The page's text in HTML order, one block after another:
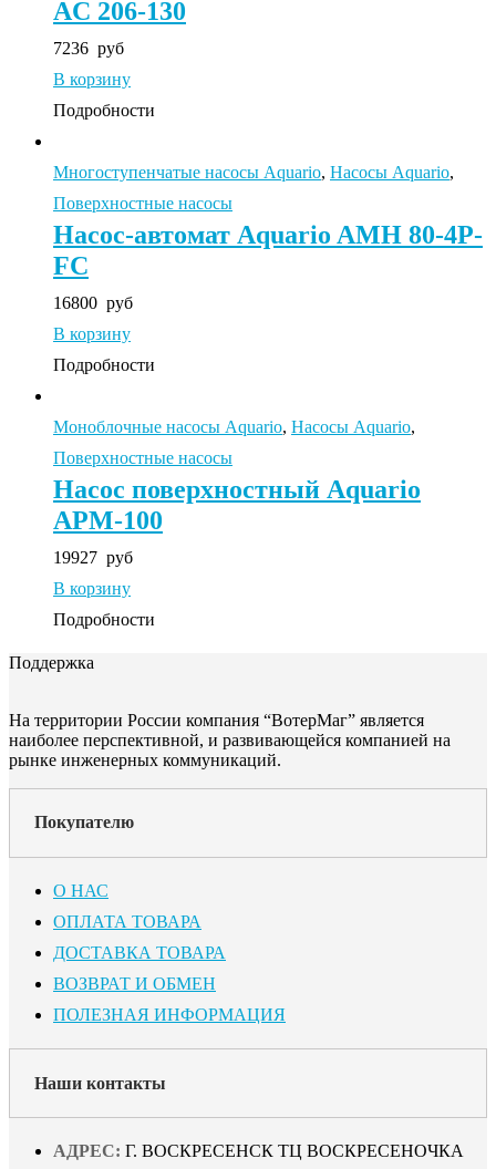
AC 206-130
7236 руб
В корзину
Подробности
Многоступенчатые насосы Aquario, Насосы Aquario,
Поверхностные насосы
Насос-автомат Aquario AMH 80-4P-
FC
16800 руб
В корзину
Подробности
Моноблочные насосы Aquario, Насосы Aquario,
Поверхностные насосы
Насос поверхностный Aquario
APM-100
19927 руб
В корзину
Подробности
Поддержка
На территории России компания “ВотерМаг” является
наиболее перспективной, и развивающейся компанией на
рынке инженерных коммуникаций.
Покупателю
О НАС
ОПЛАТА ТОВАРА
ДОСТАВКА ТОВАРА
ВОЗВРАТ И ОБМЕН
ПОЛЕЗНАЯ ИНФОРМАЦИЯ
Наши контакты
АДРЕС: Г. ВОСКРЕСЕНСК ТЦ ВОСКРЕСЕНОЧКА